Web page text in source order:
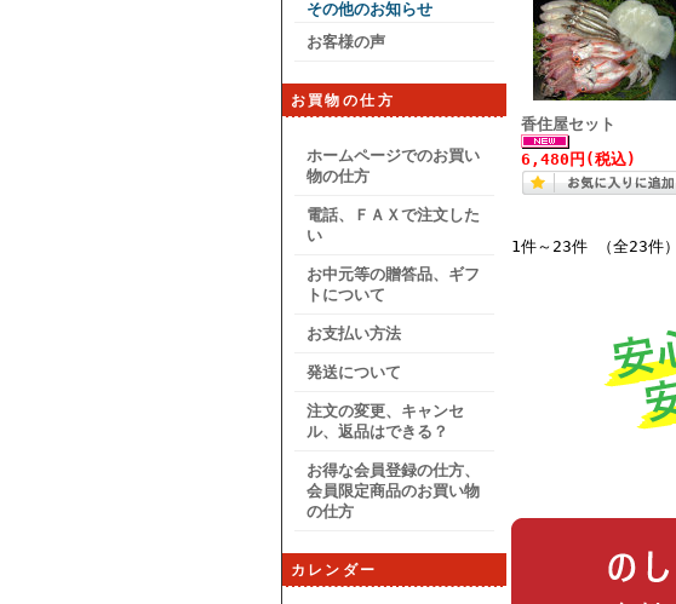
その他のお知らせ
お客様の声
お買物の仕方
ホームページでのお買い
物の仕方
電話、ＦＡＸで注文した
い
お中元等の贈答品、ギフ
トについて
お支払い方法
発送について
注文の変更、キャンセ
ル、返品はできる？
お得な会員登録の仕方、
会員限定商品のお買い物
の仕方
カレンダー
香住屋セット
6,480円(税込)
1件～23件 （全23件）